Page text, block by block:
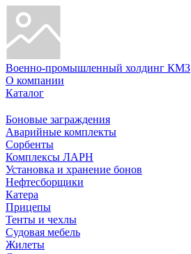
Военно-промышленный холдинг КМЗ
О компании
Каталог
Боновые заграждения
Аварийные комплекты
Сорбенты
Комплексы ЛАРН
Установка и хранение бонов
Нефтесборщики
Катера
Прицепы
Тенты и чехлы
Судовая мебель
Жилеты